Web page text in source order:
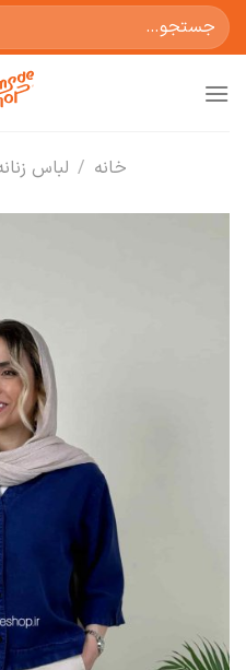
جستجو
برای:
خانه / لباس زنانه